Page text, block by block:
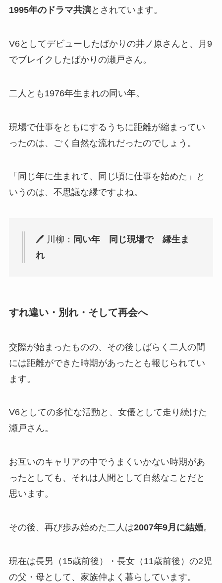
1995年のドラマ共演とされています。
V6としてデビューしたばかりの井ノ原さんと、月9
でブレイクしたばかりの瀬戸さん。
二人とも1976年生まれの同い年。
現場で仕事をともにするうちに距離が縮まってい
ったのは、ごく自然な流れだったのでしょう。
「同じ年に生まれて、同じ頃に仕事を始めた」と
いうのは、不思議な縁ですよね。
🖊 川柳： 同い年 同じ現場で 縁生ま
れ
すれ違い・別れ・そして再会へ
交際が始まったものの、その後しばらく二人の間
には距離ができた時期があったとも報じられてい
ます。
V6としての多忙な活動と、女優として走り続けた
瀬戸さん。
お互いのキャリアの中でうまくいかない時期があ
ったとしても、それは人間として自然なことだと
思います。
その後、再び歩み始めた二人は2007年9月に結婚。
現在は長男（15歳前後）・長女（11歳前後）の2児
の父・母として、家族仲よく暮らしています。